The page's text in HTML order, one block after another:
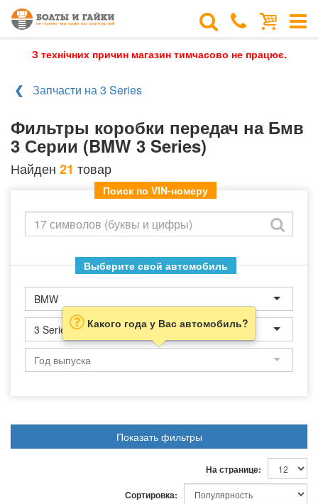
З технічних причин магазин тимчасово не працює.
Запчасти на 3 Series
Фильтры коробки передач на Бмв
3 Серии (BMW 3 Series)
Найден 21 товар
Поиск по VIN-номеру
Выберите свой автомобиль
BMW
3 Series Какого года у Вас автомобиль?
Показать фильтры
На странице:
Сортировка: